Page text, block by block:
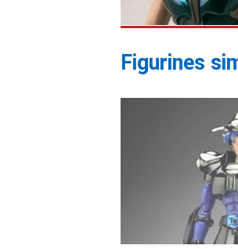
Figurines